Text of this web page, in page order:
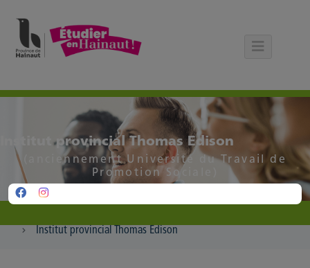
Institut provincial Thomas Edison
(anciennement Université du Travail de
Promotion Sociale)
Institut provincial Thomas Edison